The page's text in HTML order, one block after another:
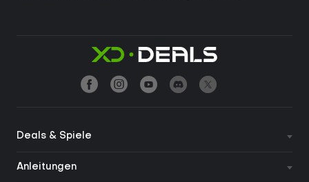
Deals & Spiele
Anleitungen